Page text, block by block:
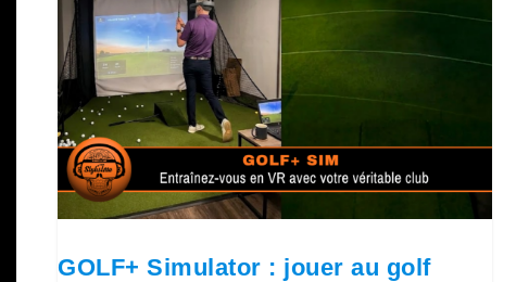
GOLF+ Simulator : jouer au golf